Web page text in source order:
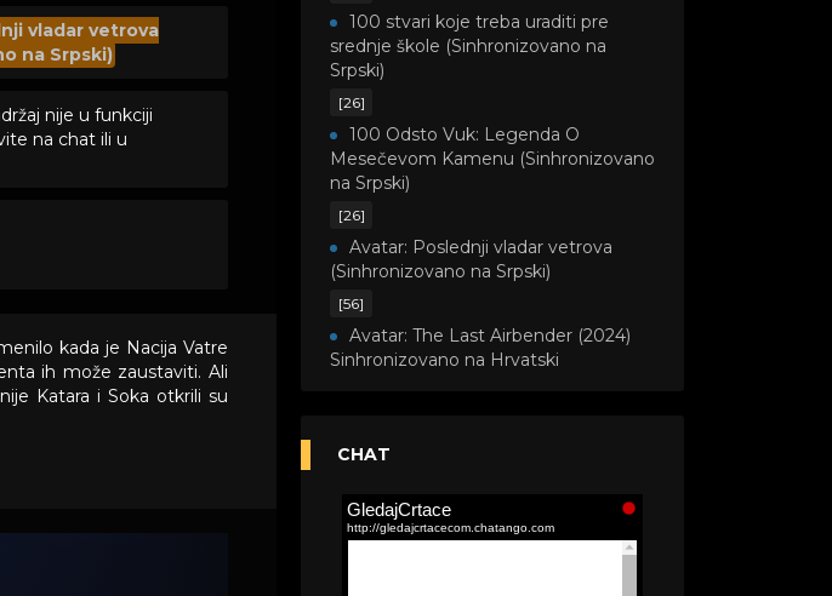
vladar vetrova
na Srpski)
nije u funkciji
na chat ili u
kada je Nacija Vatre
ih može zaustaviti. Ali
Katara i Soka otkrili su
100 stvari koje treba uraditi pre
srednje škole (Sinhronizovano na
Srpski)
[26]
100 Odsto Vuk: Legenda O
Mesečevom Kamenu (Sinhronizovano
na Srpski)
[26]
Avatar: Poslednji vladar vetrova
(Sinhronizovano na Srpski)
[56]
Avatar: The Last Airbender (2024)
Sinhronizovano na Hrvatski
(Sinhronizovano na Srpski)
Akademija čarolija (Wits Academy)
Sinhronizovano na Srpski
CHAT